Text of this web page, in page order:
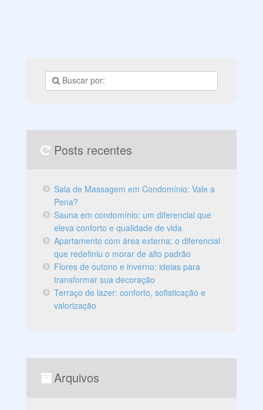
Posts recentes
Sala de Massagem em Condomínio: Vale a
Pena?
Sauna em condomínio: um diferencial que
eleva conforto e qualidade de vida
Apartamento com área externa: o diferencial
que redefiniu o morar de alto padrão
Flores de outono e inverno: ideias para
transformar sua decoração
Terraço de lazer: conforto, sofisticação e
valorização
Arquivos